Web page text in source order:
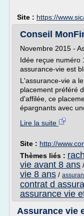
Site : https://
Conseil
Novembre 2015 -
Idée reçue numéro
assurance-vie est
L'assurance-vie a
placement préféré
d'affilée, ce
épargnants avec
Lire la suite
Site : http://
Thèmes liés :
vie avant 8 ans /
vie 8 ans /
contrat d
assurance vie
Assurance vie